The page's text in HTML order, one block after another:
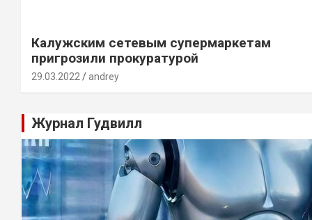
Калужским сетевым супермаркетам
пригрозили прокуратурой
29.03.2022 andrey
Журнал Гудвилл